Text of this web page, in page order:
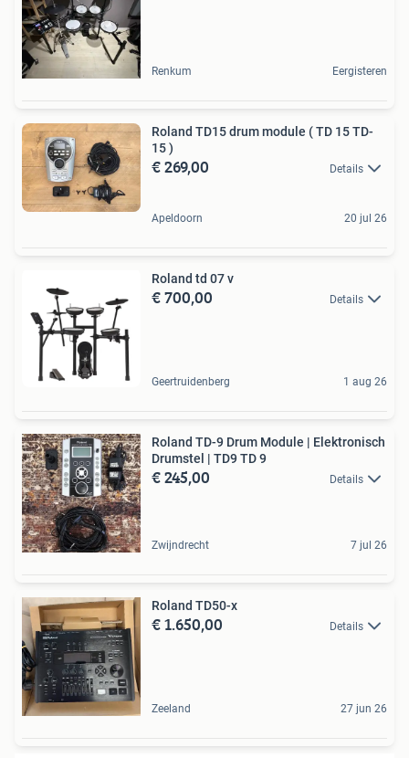
Renkum Eergisteren
Roland TD15 drum module ( TD 15 TD-
15 )
€ 269,00 Details
Apeldoorn 20 jul 26
Roland td 07 v
€ 700,00 Details
Geertruidenberg 1 aug 26
Roland TD-9 Drum Module | Elektronisch
Drumstel | TD9 TD 9
€ 245,00 Details
Zwijndrecht 7 jul 26
Roland TD50-x
€ 1.650,00 Details
Zeeland 27 jun 26